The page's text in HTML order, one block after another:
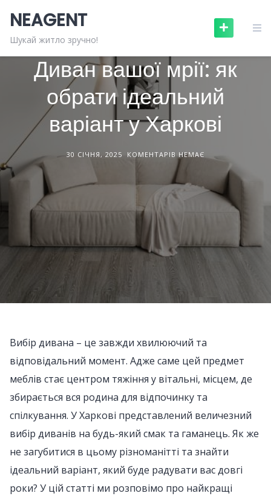
content
NEAGENT
Шукай житло зручно!МЕБЛІ ТА ПОБУТОВА ТЕХНІКА СТАТТІ
Диван вашої мрії: як
обрати ідеальний
варіант у Харкові
30 СІЧНЯ, 2025 КОМЕНТАРІВ НЕМАЄ
Вибір дивана – це завжди хвилюючий та
відповідальний момент. Адже саме цей предмет
меблів стає центром тяжіння у вітальні, місцем, де
збирається вся родина для відпочинку та
спілкування. У Харкові представлений величезний
вибір диванів на будь-який смак та гаманець. Як же
не загубитися в цьому різноманітті та знайти
ідеальний варіант, який буде радувати вас довгі
роки? У цій статті ми розповімо про найкращі